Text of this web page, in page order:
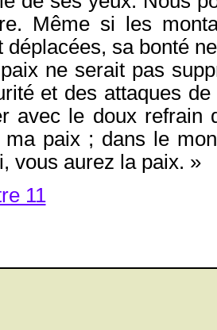
Même si les
déplacées, sa bonté
ne serait pas
et des attaques
avec le doux
ma paix ; dans le
vous aurez la paix. »
11